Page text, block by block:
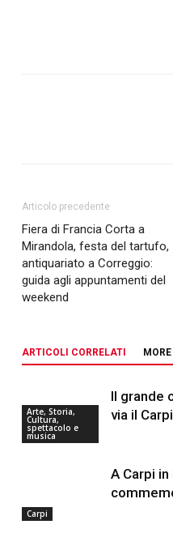
Articolo precedente
Fiera di Francia Corta a
Mirandola, festa del tartufo,
antiquariato a Correggio:
guida agli appuntamenti del
weekend
ARTICOLI CORRELATI
Arte, Storia,
Cultura,
spettacolo e
musica
Il grande
via il
Carpi
A Carpi